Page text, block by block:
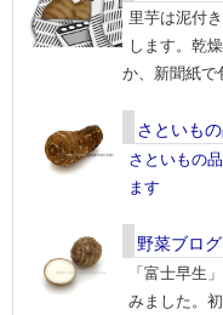
里芋は泥付
します。乾
か、新聞紙で
さといも
さといもの
ます
野菜ブロ
「富士早生
みました。